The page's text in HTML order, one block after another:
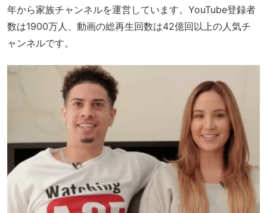
年から家族チャンネルを運営しています。YouTube登録者
数は1900万人、動画の総再生回数は42億回以上の人気チ
ャンネルです。